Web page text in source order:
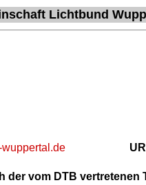
Lichtbund
wuppertal.de
der vom DTB vertretenen